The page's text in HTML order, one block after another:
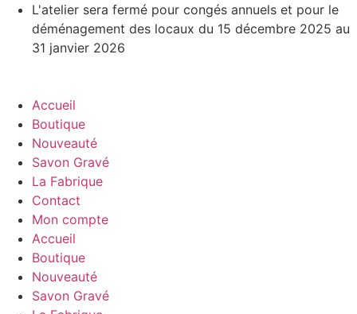
Aller
contenu
L'atelier sera fermé pour congés annuels et pour le
déménagement des locaux du 15 décembre 2025 au
31 janvier 2026
Accueil
Boutique
Nouveauté
Savon Gravé
La Fabrique
Contact
Mon compte
Accueil
Boutique
Nouveauté
Savon Gravé